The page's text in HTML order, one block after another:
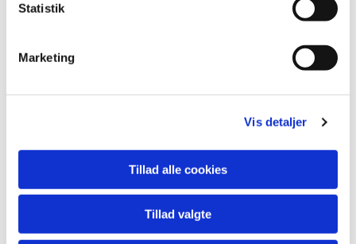
Statistik
Marketing
Vis detaljer
Tillad alle cookies
Tillad valgte
Dødsfald, begravelse og
Læs mere her